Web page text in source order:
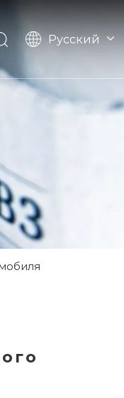
Pусский
Français
Español